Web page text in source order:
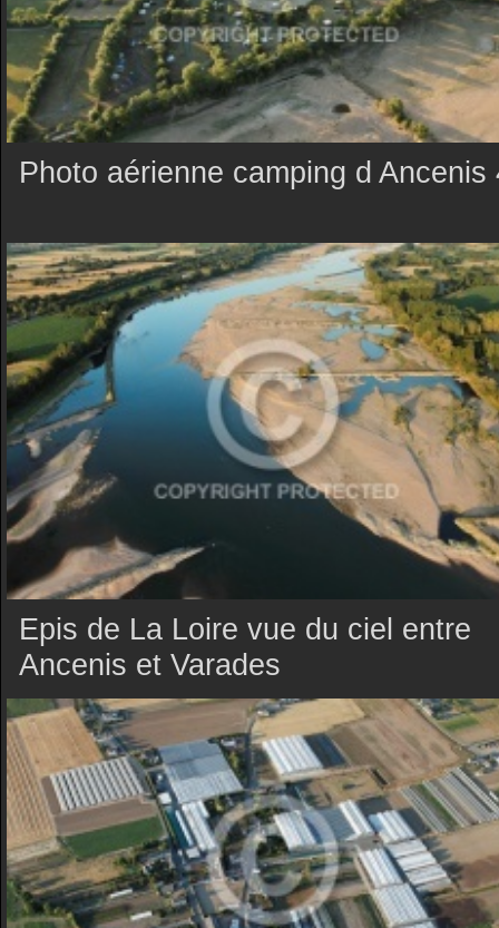
Photo aérienne camping d Ancenis
Epis de La Loire vue du ciel entre
Ancenis et Varades